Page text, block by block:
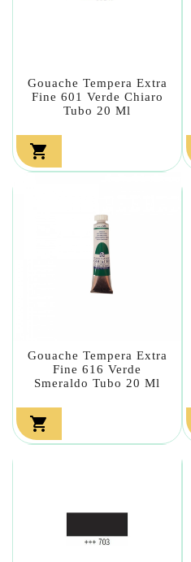
Gouache Tempera Extra
Fine 601 Verde Chiaro
Tubo 20 Ml

Gouache Tempera Extra
Fine 616 Verde
Smeraldo Tubo 20 Ml
